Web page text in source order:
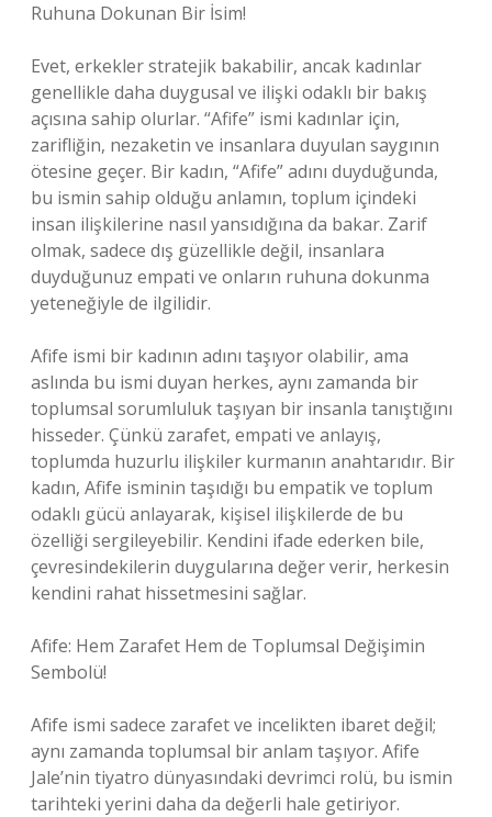
Ruhuna Dokunan Bir İsim!
Evet, erkekler stratejik bakabilir, ancak kadınlar
genellikle daha duygusal ve ilişki odaklı bir bakış
açısına sahip olurlar. “Afife” ismi kadınlar için,
zarifliğin, nezaketin ve insanlara duyulan saygının
ötesine geçer. Bir kadın, “Afife” adını duyduğunda,
bu ismin sahip olduğu anlamın, toplum içindeki
insan ilişkilerine nasıl yansıdığına da bakar. Zarif
olmak, sadece dış güzellikle değil, insanlara
duyduğunuz empati ve onların ruhuna dokunma
yeteneğiyle de ilgilidir.
Afife ismi bir kadının adını taşıyor olabilir, ama
aslında bu ismi duyan herkes, aynı zamanda bir
toplumsal sorumluluk taşıyan bir insanla tanıştığını
hisseder. Çünkü zarafet, empati ve anlayış,
toplumda huzurlu ilişkiler kurmanın anahtarıdır. Bir
kadın, Afife isminin taşıdığı bu empatik ve toplum
odaklı gücü anlayarak, kişisel ilişkilerde de bu
özelliği sergileyebilir. Kendini ifade ederken bile,
çevresindekilerin duygularına değer verir, herkesin
kendini rahat hissetmesini sağlar.
Afife: Hem Zarafet Hem de Toplumsal Değişimin
Sembolü!
Afife ismi sadece zarafet ve incelikten ibaret değil;
aynı zamanda toplumsal bir anlam taşıyor. Afife
Jale’nin tiyatro dünyasındaki devrimci rolü, bu ismin
tarihteki yerini daha da değerli hale getiriyor.